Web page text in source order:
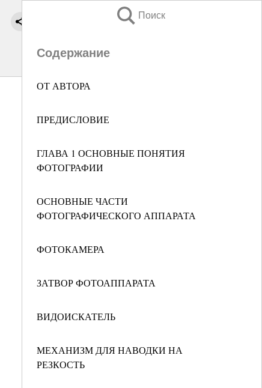
Поиск
Содержание
ОТ АВТОРА
ПРЕДИСЛОВИЕ
ГЛАВА 1 ОСНОВНЫЕ ПОНЯТИЯ
ФОТОГРАФИИ
ОСНОВНЫЕ ЧАСТИ
ФОТОГРАФИЧЕСКОГО АППАРАТА
ФОТОКАМЕРА
ЗАТВОР ФОТОАППАРАТА
ВИДОИСКАТЕЛЬ
МЕХАНИЗМ ДЛЯ НАВОДКИ НА
РЕЗКОСТЬ